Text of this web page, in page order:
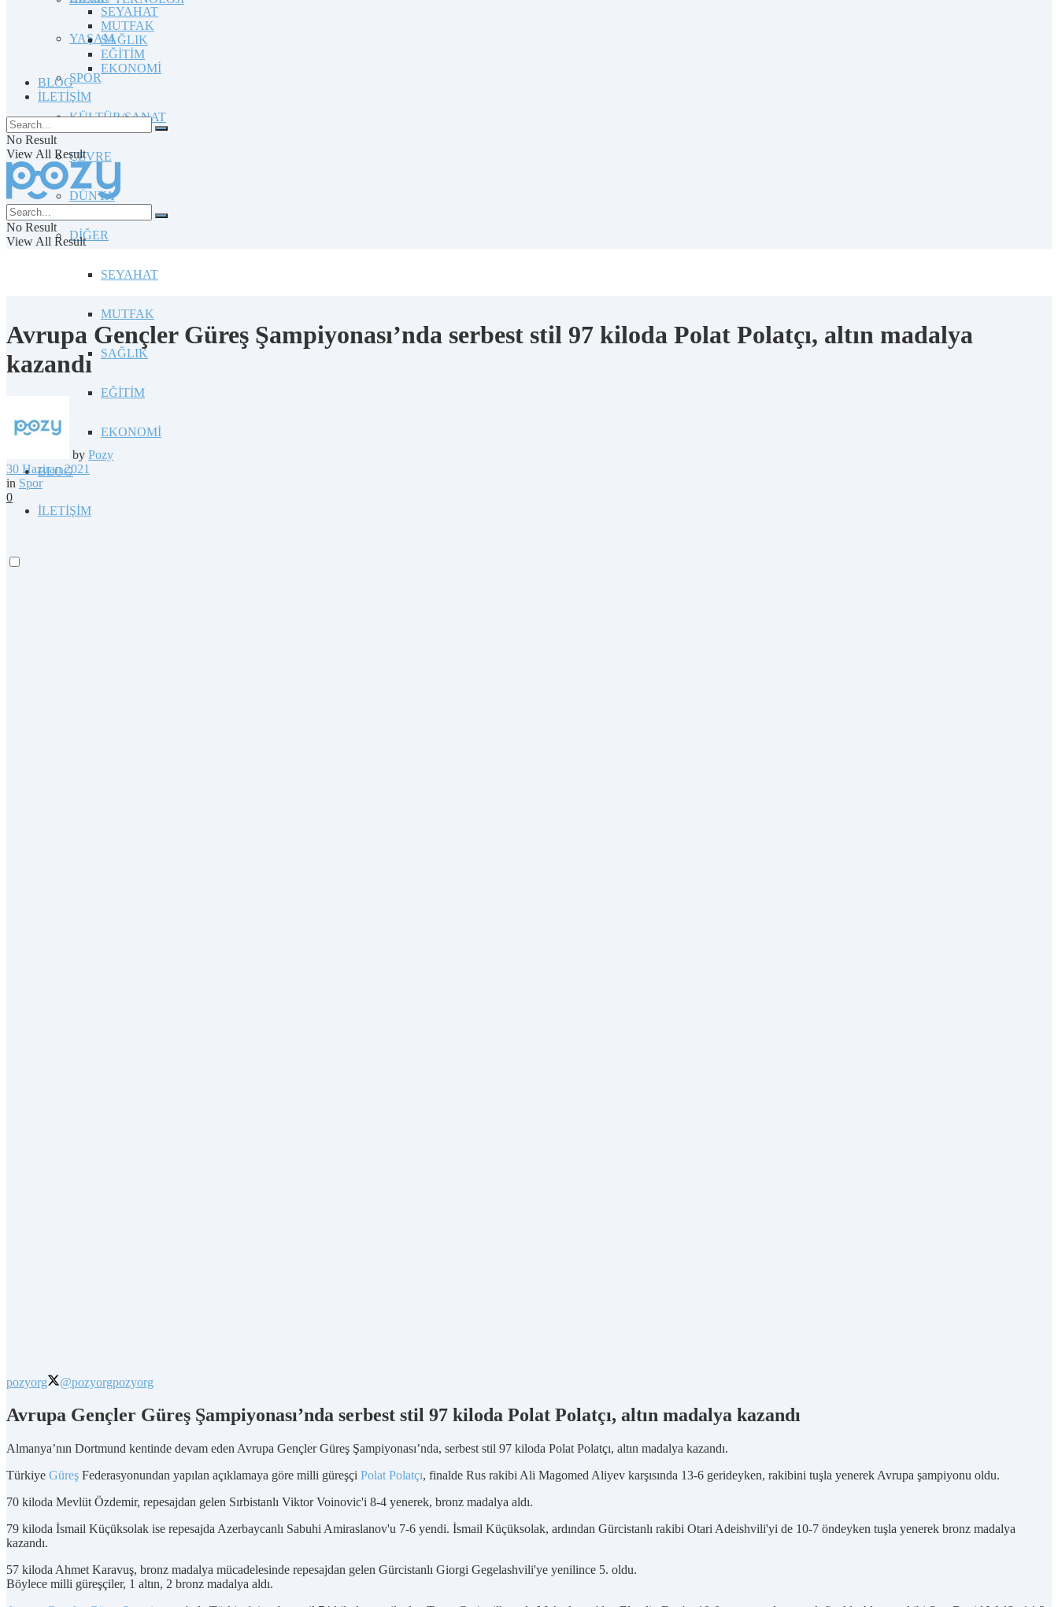
YAŞAM
SPOR
KÜLTÜR/SANAT
ÇEVRE
DÜNYA
DİĞER
SEYAHAT
MUTFAK
SAĞLIK
EĞİTİM
EKONOMİ
BLOG
İLETİŞİM
SEYAHAT
MUTFAK
SAĞLIK
EĞİTİM
EKONOMİ
BLOG
İLETİŞİM
No Result
View All Result
No Result
View All Result
Avrupa Gençler Güreş Şampiyonası’nda serbest stil 97 kiloda Polat Polatçı, altın madalya
kazandı
by Pozy
30 Haziran 2021
in Spor
0
pozyorg @pozyorgpozyorg
Avrupa Gençler Güreş Şampiyonası’nda serbest stil 97 kiloda Polat Polatçı, altın madalya kazandı
Almanya’nın Dortmund kentinde devam eden Avrupa Gençler Güreş Şampiyonası’nda, serbest stil 97 kiloda Polat Polatçı, altın madalya kazandı.
Türkiye Güreş Federasyonundan yapılan açıklamaya göre milli güreşçi Polat Polatçı, finalde Rus rakibi Ali Magomed Aliyev karşısında 13-6 gerideyken, rakibini tuşla yenerek Avrupa şampiyonu oldu.
70 kiloda Mevlüt Özdemir, repesajdan gelen Sırbistanlı Viktor Voinovic'i 8-4 yenerek, bronz madalya aldı.
79 kiloda İsmail Küçüksolak ise repesajda Azerbaycanlı Sabuhi Amiraslanov'u 7-6 yendi. İsmail Küçüksolak, ardından Gürcistanlı rakibi Otari Adeishvili'yi de 10-7 öndeyken tuşla yenerek bronz madalya
kazandı.
57 kiloda Ahmet Karavuş, bronz madalya mücadelesinde repesajdan gelen Gürcistanlı Giorgi Gegelashvili'ye yenilince 5. oldu.
Böylece milli güreşçiler, 1 altın, 2 bronz madalya aldı.